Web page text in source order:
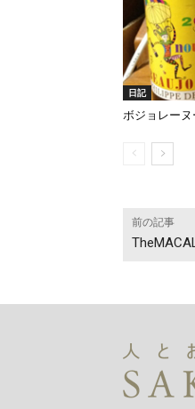
日記
ボジョレー
前の記事